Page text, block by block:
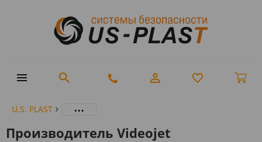
U.S. PLAST ...
Производитель Videojet